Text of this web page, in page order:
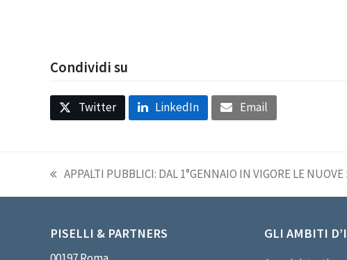
Condividi su
Twitter LinkedIn Email
post
precedente:
APPALTI PUBBLICI: DAL 1°GENNAIO IN VIGORE LE NUOVE
PISELLI & PARTNERS GLI AMBITI